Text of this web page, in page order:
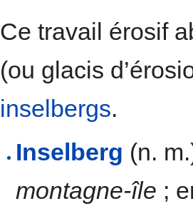
Ce travail érosif
(ou glacis
inselbergs.
Inselberg (n.
montagne-île ;